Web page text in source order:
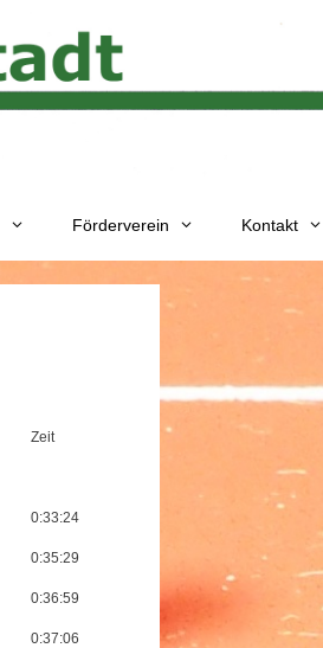
Förderverein Kontakt
Zeit
0:33:24
0:35:29
0:36:59
0:37:06